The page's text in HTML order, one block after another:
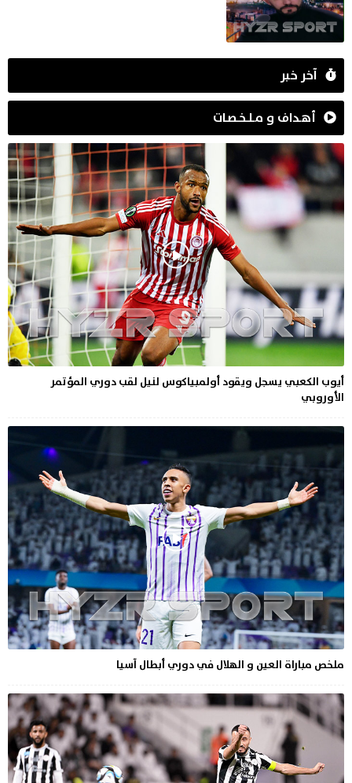
آخر خبر
أهـداف و مـلـخـصـات
أيوب الكعبي يسجل ويقود أولمبياكوس لنيل لقب دوري المؤتمر
الأوروبي
ملخص مباراة العين و الهلال في دوري أبطال آسيا